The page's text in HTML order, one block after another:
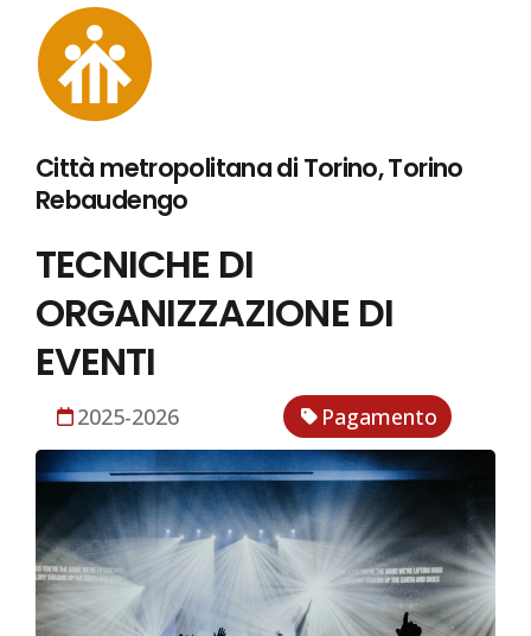
Città metropolitana di Torino, Torino
Rebaudengo
TECNICHE DI
ORGANIZZAZIONE DI
EVENTI
2025-2026 Pagamento